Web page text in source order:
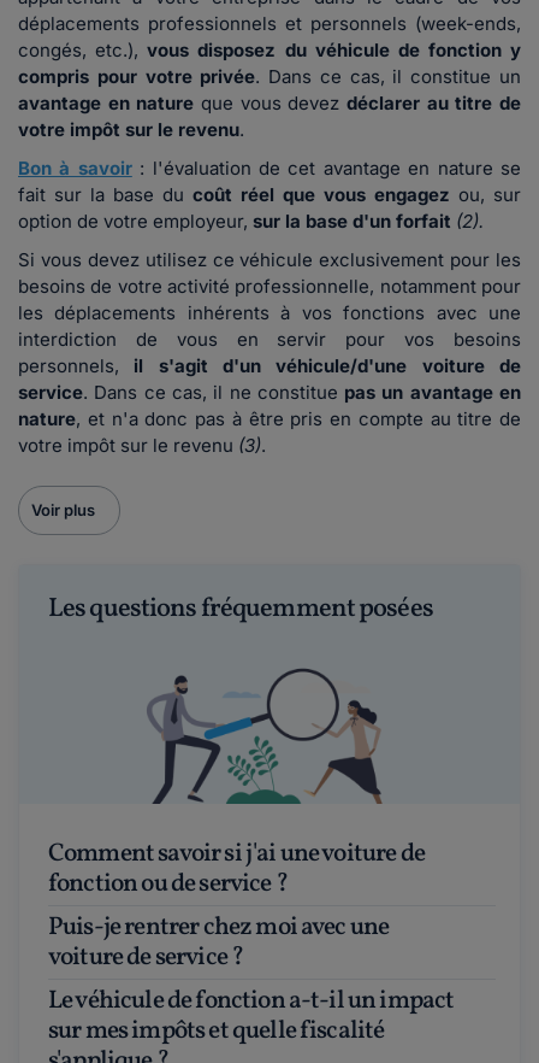
déplacements professionnels et personnels (week-ends,
congés, etc.),vous disposez du véhicule de fonction y
compris pour votre privée. Dans ce cas, il constitue un
avantage en nature que vous devez déclarer au titre de
votre impôt sur le revenu.
Bon à savoir: l'évaluation de cet avantage en nature se
fait sur la base du coût réel que vous engagez ou, sur
option de votre employeur, sur la base d'un forfait (2).
Si vous devez utilisez ce véhicule exclusivement pour les
besoins de votre activité professionnelle, notamment pour
les déplacements inhérents à vos fonctions avec une
interdiction de vous en servir pour vos besoins
personnels, il s'agit d'un véhicule/d'une voiture de
service. Dans ce cas, il ne constitue pas un avantage en
nature, et n'a donc pas à être pris en compte au titre de
votre impôt sur le revenu (3).
Voir plus
Les questions fréquemment posées
Comment savoir si j'ai une voiture de
fonction ou de service ?
Puis-je rentrer chez moi avec une
voiture de service ?
Le véhicule de fonction a-t-il un impact
sur mes impôts et quelle fiscalité